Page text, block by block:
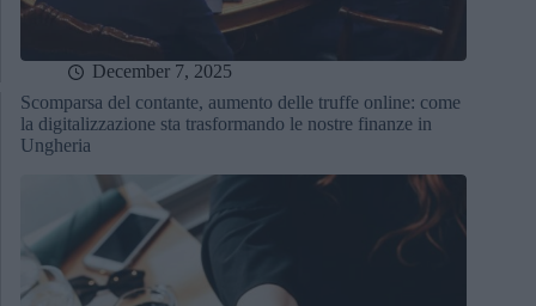
December 7, 2025
Scomparsa del contante, aumento delle truffe online: come
la digitalizzazione sta trasformando le nostre finanze in
Ungheria